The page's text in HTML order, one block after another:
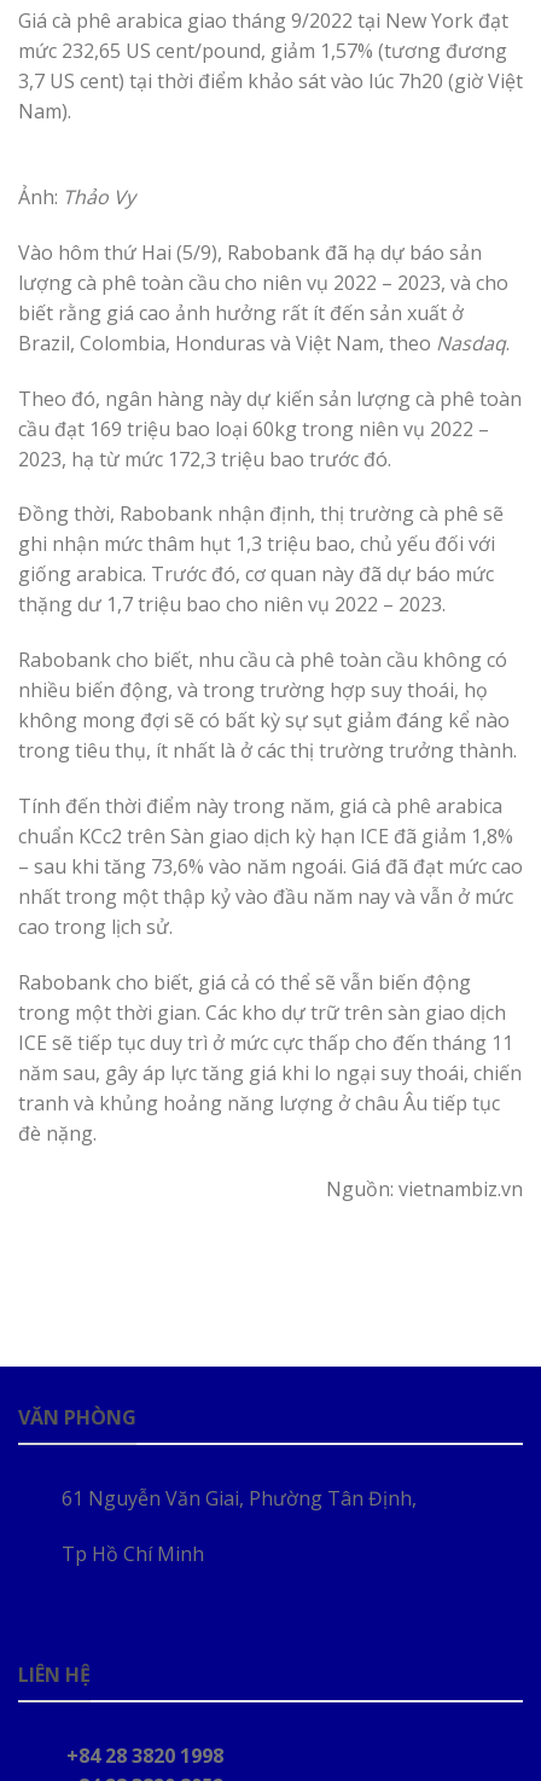
Giá cà phê arabica giao tháng 9/2022 tại New York đạt
mức 232,65 US cent/pound, giảm 1,57% (tương đương
3,7 US cent) tại thời điểm khảo sát vào lúc 7h20 (giờ Việt
Nam).
Ảnh: Thảo Vy
Vào hôm thứ Hai (5/9), Rabobank đã hạ dự báo sản
lượng cà phê toàn cầu cho niên vụ 2022 – 2023, và cho
biết rằng giá cao ảnh hưởng rất ít đến sản xuất ở
Brazil, Colombia, Honduras và Việt Nam, theo Nasdaq.
Theo đó, ngân hàng này dự kiến ​​sản lượng cà phê toàn
cầu đạt 169 triệu bao loại 60kg trong niên vụ 2022 –
2023, hạ từ mức 172,3 triệu bao trước đó.
Đồng thời, Rabobank nhận định, ​​thị trường cà phê sẽ
ghi nhận mức thâm hụt 1,3 triệu bao, chủ yếu đối với
giống arabica. Trước đó, cơ quan này đã dự báo mức
thặng dư 1,7 triệu bao cho niên vụ 2022 – 2023.
Rabobank cho biết, nhu cầu cà phê toàn cầu không có
nhiều biến động, và trong trường hợp suy thoái, họ
không mong đợi sẽ có bất kỳ sự sụt giảm đáng kể nào
trong tiêu thụ, ít nhất là ở các thị trường trưởng thành.
Tính đến thời điểm này trong năm, giá cà phê arabica
chuẩn KCc2 trên Sàn giao dịch kỳ hạn ICE đã giảm 1,8%
– sau khi tăng 73,6% vào năm ngoái. Giá đã đạt mức cao
nhất trong một thập kỷ vào đầu năm nay và vẫn ở mức
cao trong lịch sử.
Rabobank cho biết, giá cả có thể sẽ vẫn biến động
trong một thời gian. Các kho dự trữ trên sàn giao dịch
ICE sẽ tiếp tục duy trì ở mức cực thấp cho đến tháng 11
năm sau, gây áp lực tăng giá khi lo ngại suy thoái, chiến
tranh và khủng hoảng năng lượng ở châu Âu tiếp tục
đè nặng.
Nguồn: vietnambiz.vn
VĂN PHÒNG
61 Nguyễn Văn Giai, Phường Tân Định,
Tp Hồ Chí Minh
LIÊN HỆ
+84 28 3820 1998